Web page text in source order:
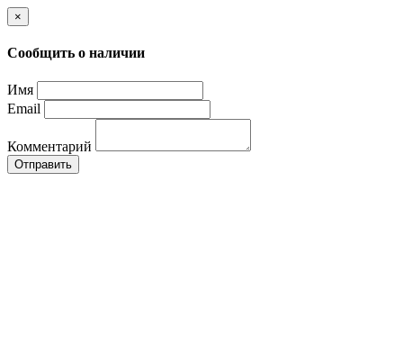
×
Сообщить о наличии
Имя
Email
Комментарий
Отправить